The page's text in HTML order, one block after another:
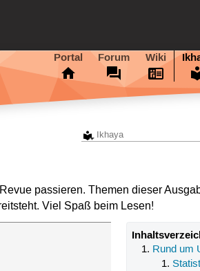
Portal Forum Wiki
passieren. Themen dieser
Viel Spaß beim Lesen!
Rund um